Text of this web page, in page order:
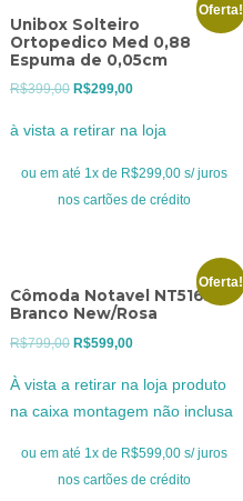
Oferta!
Unibox Solteiro
Ortopedico Med 0,88
Espuma de 0,05cm
R$399,00 O
era:
R$399,00.
R$299,00O
atual
é:
R$299,00.
à vista a retirar na loja
ou em até 1x de R$299,00 s/ juros
nos cartões de crédito
Oferta!
Cômoda Notavel NT5165 –
Branco New/Rosa
R$799,00 O
R$799,00.
R$599,00O
atual
R$599,00.
À vista a retirar na loja produto
na caixa montagem não inclusa
ou em até 1x de R$599,00 s/ juros
nos cartões de crédito